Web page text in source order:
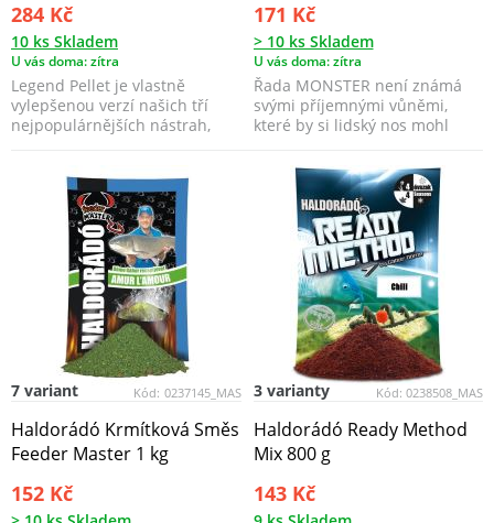
284 Kč
10 ks Skladem
U vás doma: zítra
Legend Pellet je vlastně
vylepšenou verzí našich tří
nejpopulárnějších nástrah,
171 Kč
> 10 ks Skladem
U vás doma: zítra
Řada MONSTER není známá
svými příjemnými vůněmi,
které by si lidský nos mohl
Kód: 0237145_MAS
7 variant
Haldorádó Krmítková Směs
Feeder Master 1 kg
152 Kč
Kód: 0238508_MAS
3 varianty
Haldorádó Ready Method
Mix 800 g
143 Kč